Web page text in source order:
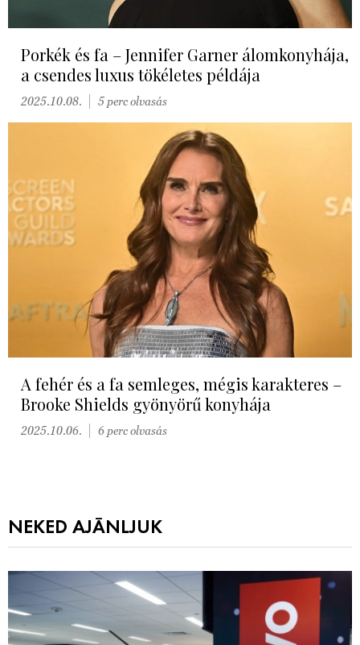
Porkék és fa – Jennifer Garner álomkonyhája,
a csendes luxus tökéletes példája
2025.10.08. 5 perc olvasás
A fehér és a fa semleges, mégis karakteres –
Brooke Shields gyönyörű konyhája
2025.10.06. 6 perc olvasás
NEKED AJÁNLJUK